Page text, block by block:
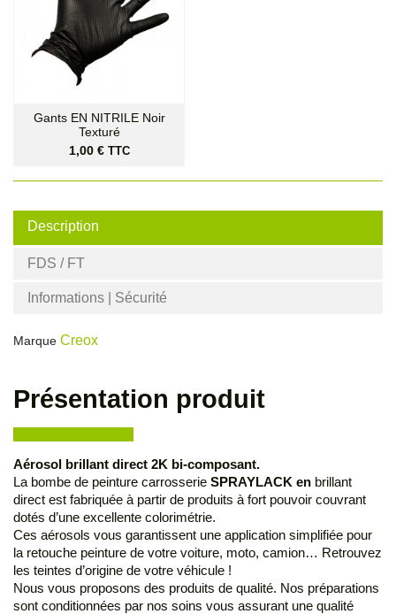
Gants EN NITRILE Noir
Texturé
Prix
1,00 € TTC
Description
FDS / FT
Informations | Sécurité
Marque Creox
Présentation produit
Aérosol brillant direct 2K bi-composant.
La bombe de peinture carrosserie SPRAYLACK en brillant
direct est fabriquée à partir de produits à fort pouvoir couvrant
dotés d’une excellente colorimétrie.
Ces aérosols vous garantissent une application simplifiée pour
la retouche peinture de votre voiture, moto, camion… Retrouvez
les teintes d’origine de votre véhicule !
Nous vous proposons des produits de qualité. Nos préparations
sont conditionnées par nos soins vous assurant une qualité